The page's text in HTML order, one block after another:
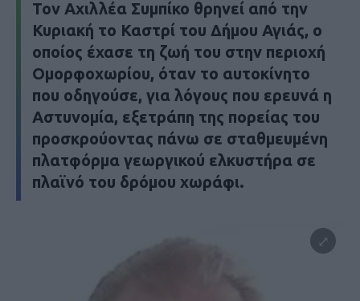
Τον Αχιλλέα Συμπίκο θρηνεί από την
Κυριακή το Καστρί του Δήμου Αγιάς, ο
οποίος έχασε τη ζωή του στην περιοχή
Ομορφοχωρίου, όταν το αυτοκίνητο
που οδηγούσε, για λόγους που ερευνά η
Αστυνομία, εξετράπη της πορείας του
προσκρούοντας πάνω σε σταθμευμένη
πλατφόρμα γεωργικού ελκυστήρα σε
πλαϊνό του δρόμου χωράφι.